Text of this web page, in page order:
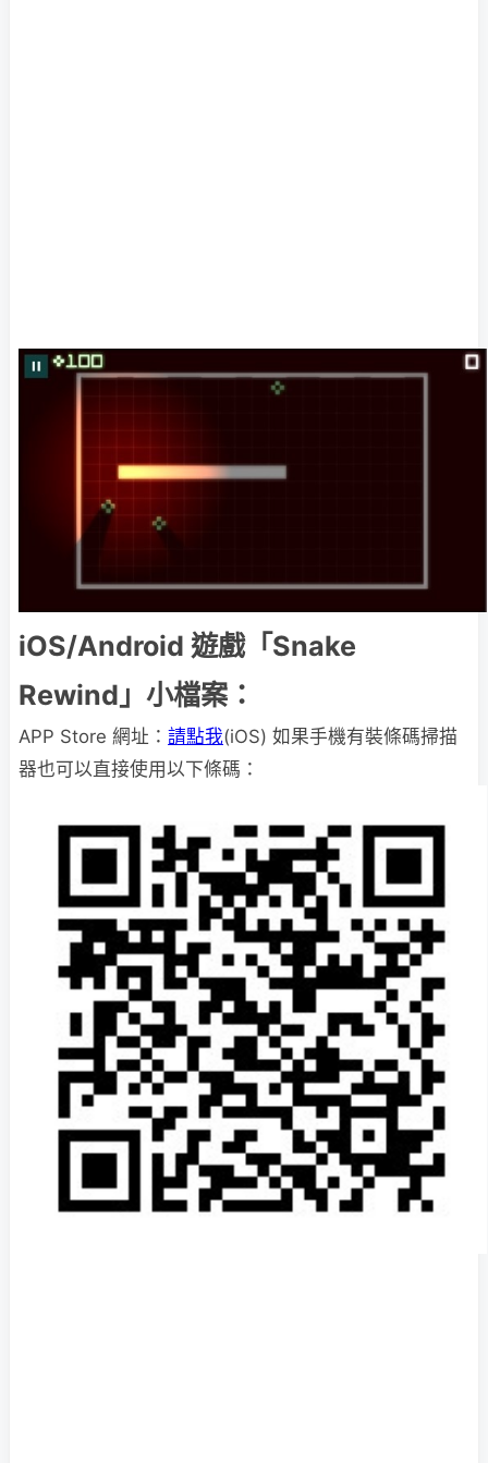
iOS/Android 遊戲「Snake
Rewind」小檔案：
APP Store 網址： 請點我(iOS) 如果手機有裝條碼掃描
器也可以直接使用以下條碼：